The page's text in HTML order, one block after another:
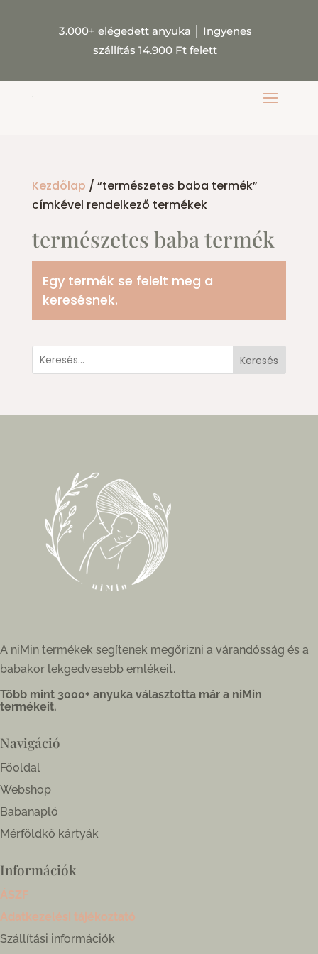
3.000+ elégedett anyuka
Ingyenes
szállítás 14.900 Ft felett
Kezdőlap / “természetes baba termék”
címkével rendelkező termékek
természetes baba termék
Egy termék se felelt meg a
keresésnek.
Keresés
A niMin termékek segítenek megőrizni a várandósság és a
babakor lekgedvesebb emlékeit.
Több mint 3000+ anyuka választotta már a niMin
termékeit.
Navigáció
Főoldal
Webshop
Babanapló
Mérföldkő kártyák
Információk
ÁSZF
Adatkezelési tájékoztató
Szállítási információk